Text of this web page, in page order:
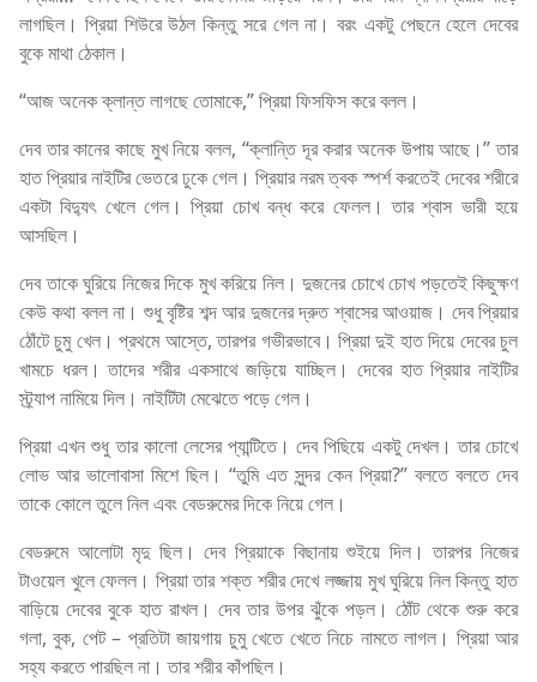
লাগছিল। প্রিয়া শিউরে উঠল কিন্তু সরে গেল না। বরং একটু পেছনে হেলে দেবের
বুকে মাথা ঠেকাল।
“আজ অনেক ক্লান্ত লাগছে তোমাকে,” প্রিয়া ফিসফিস করে বলল।
দেব তার কানের কাছে মুখ নিয়ে বলল, “ক্লান্তি দূর করার অনেক উপায় আছে।” তার
হাত প্রিয়ার নাইটির ভেতরে ঢুকে গেল। প্রিয়ার নরম ত্বক স্পর্শ করতেই দেবের শরীরে
একটা বিদ্যুৎ খেলে গেল। প্রিয়া চোখ বন্ধ করে ফেলল। তার শ্বাস ভারী হয়ে
আসছিল।
দেব তাকে ঘুরিয়ে নিজের দিকে মুখ করিয়ে নিল। দুজনের চোখে চোখ পড়তেই কিছুক্ষণ
কেউ কথা বলল না। শুধু বৃষ্টির শব্দ আর দুজনের দ্রুত শ্বাসের আওয়াজ। দেব প্রিয়ার
ঠোঁটে চুমু খেল। প্রথমে আস্তে, তারপর গভীরভাবে। প্রিয়া দুই হাত দিয়ে দেবের চুল
খামচে ধরল। তাদের শরীর একসাথে জড়িয়ে যাচ্ছিল। দেবের হাত প্রিয়ার নাইটির
স্ট্র্যাপ নামিয়ে দিল। নাইটিটা মেঝেতে পড়ে গেল।
প্রিয়া এখন শুধু তার কালো লেসের প্যান্টিতে। দেব পিছিয়ে একটু দেখল। তার চোখে
লোভ আর ভালোবাসা মিশে ছিল। “তুমি এত সুন্দর কেন প্রিয়া?” বলতে বলতে দেব
তাকে কোলে তুলে নিল এবং বেডরুমের দিকে নিয়ে গেল।
বেডরুমে আলোটা মৃদু ছিল। দেব প্রিয়াকে বিছানায় শুইয়ে দিল। তারপর নিজের
টাওয়েল খুলে ফেলল। প্রিয়া তার শক্ত শরীর দেখে লজ্জায় মুখ ঘুরিয়ে নিল কিন্তু হাত
বাড়িয়ে দেবের বুকে হাত রাখল। দেব তার উপর ঝুঁকে পড়ল। ঠোঁট থেকে শুরু করে
গলা, বুক, পেট – প্রতিটা জায়গায় চুমু খেতে খেতে নিচে নামতে লাগল। প্রিয়া আর
সহ্য করতে পারছিল না। তার শরীর কাঁপছিল।